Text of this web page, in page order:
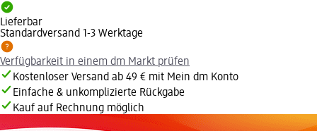
Lieferbar
Standardversand 1-3 Werktage
Verfügbarkeit in einem dm Markt prüfen
Kostenloser Versand ab 49 € mit Mein dm Konto
Einfache & unkomplizierte Rückgabe
Kauf auf Rechnung möglich